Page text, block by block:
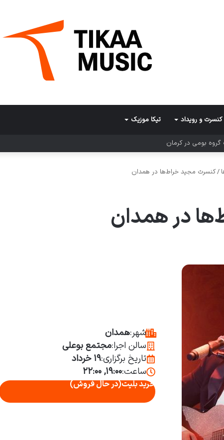
کنسرت و رویداد تیکا موزیک
بومی در کرمان
/کنسرت مجید خراط‌ها در همدان
در همدان
شهر:همدان
سالن اجرا:مجتمع بوعلی
تاریخ برگزاری:۱۹ خرداد
ساعت:۱۹:۰۰, ۲۲:۰۰
خرید بلیت(در حال فروش)